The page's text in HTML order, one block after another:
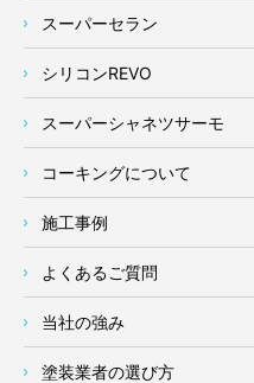
スーパーセラン
シリコンREVO
スーパーシャネツサーモ
コーキングについて
施工事例
よくあるご質問
当社の強み
塗装業者の選び方